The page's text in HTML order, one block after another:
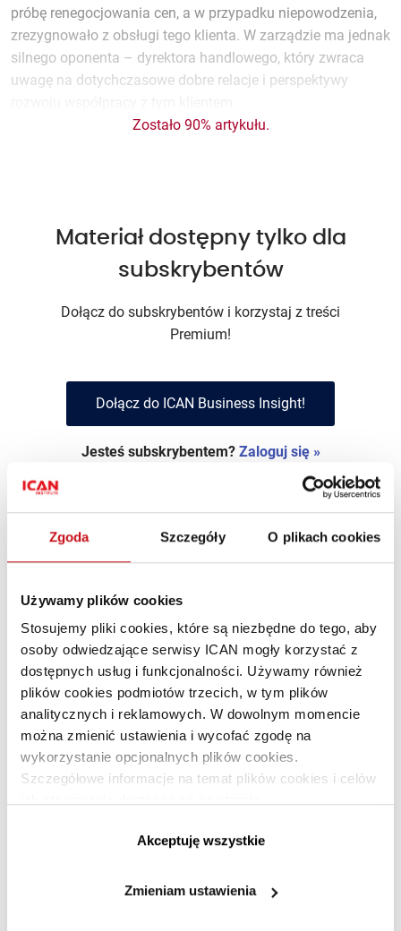
Zgoda Szczegóły O plikach cookies
Używamy plików cookies
Stosujemy pliki cookies, które są niezbędne do tego, aby
osoby odwiedzające serwisy ICAN mogły korzystać z
dostępnych usług i funkcjonalności. Używamy również
plików cookies podmiotów trzecich, w tym plików
analitycznych i reklamowych. W dowolnym momencie
można zmienić ustawienia i wycofać zgodę na
wykorzystanie opcjonalnych plików cookies.
Szczegółowe informacje na temat plików cookies i celów
Akceptuję wszystkie
Zmieniam ustawienia
próbę renegocjowania cen, a w przypadku niepowodzenia,
zrezygnowało z obsługi tego klienta. W zarządzie ma jednak
silnego oponenta – dyrektora handlowego, który zwraca
uwagę na dotychczasowe dobre relacje i perspektywy
Zostało 90% artykułu.
Materiał dostępny tylko dla
subskrybentów
Dołącz do subskrybentów i korzystaj z treści
Premium!
Dołącz do ICAN Business Insight!
Jesteś subskrybentem? Zaloguj się »
Katarzyna Piłat
Bogumił Kamiński
Artykuł dotyczył kategorii:
Zarządzanie
Polecane artykuły
Jak skutecznie ustrzec się przed